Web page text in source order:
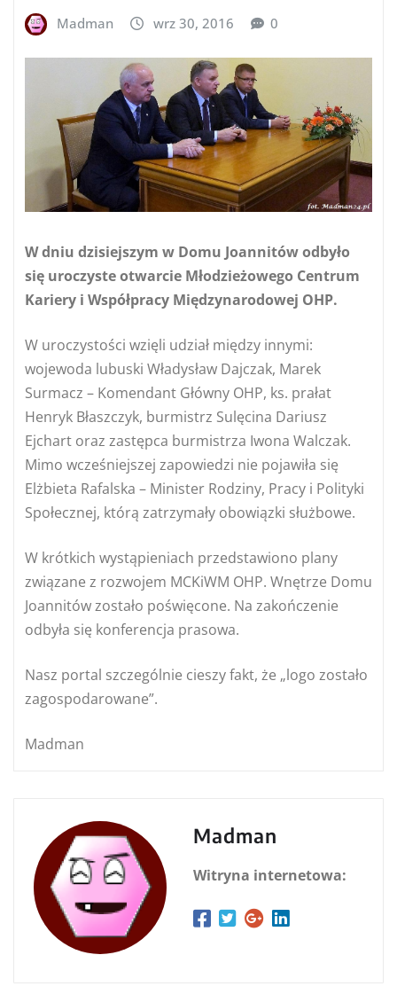
Madman wrz 30, 2016 0
W dniu dzisiejszym w Domu Joannitów odbyło
się uroczyste otwarcie Młodzieżowego Centrum
Kariery i Współpracy Międzynarodowej OHP.
W uroczystości wzięli udział między innymi:
wojewoda lubuski Władysław Dajczak, Marek
Surmacz – Komendant Główny OHP, ks. prałat
Henryk Błaszczyk, burmistrz Sulęcina Dariusz
Ejchart oraz zastępca burmistrza Iwona Walczak.
Mimo wcześniejszej zapowiedzi nie pojawiła się
Elżbieta Rafalska – Minister Rodziny, Pracy i Polityki
Społecznej, którą zatrzymały obowiązki służbowe.
W krótkich wystąpieniach przedstawiono plany
związane z rozwojem MCKiWM OHP. Wnętrze Domu
Joannitów zostało poświęcone. Na zakończenie
odbyła się konferencja prasowa.
Nasz portal szczególnie cieszy fakt, że „logo zostało
zagospodarowane”.
Madman
Madman
Witryna internetowa: